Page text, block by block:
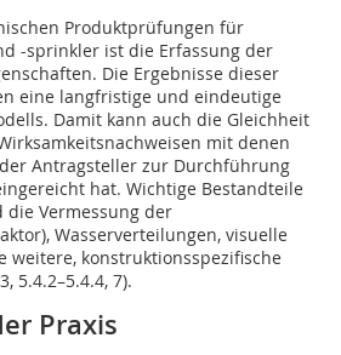
Produktprüfungen für
-sprinkler ist die Erfassung der
Die Ergebnisse dieser
eine langfristige und eindeutige
Damit kann auch die Gleichheit
mit denen
Antragsteller zur Durchführung
hat. Wichtige Bestandteile
Vermessung der
Wasserverteilungen, visuelle
weitere, konstruktionsspezifische
5.4.2–5.4.4, 7).
Praxis